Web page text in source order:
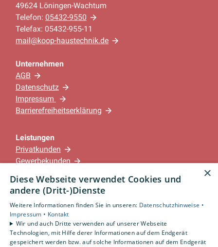
49624 Löningen-Wachtum
Telefon: 05432-9550
Telefax: 05432-955-11
mail@koop-haustechnik.de
Unternehmen
AGB
Datenschutz
Impressum
Barrierefreiheitserklärung
Leistungen
Privatkunden
Gewerbekunden
Unternehmen
Standorte
Löningen-Wachtum
×
Diese Webseite verwendet Cookies und
andere (Dritt-)Dienste
Weitere Informationen finden Sie in unseren: Datenschutzhinweise •
Impressum • Kontakt
Wir und auch Dritte verwenden auf unserer Webseite
Technologien, mit Hilfe derer Informationen auf dem Endgerät
gespeichert werden bzw. auf solche Informationen auf dem Endgerät